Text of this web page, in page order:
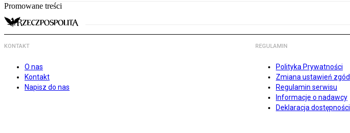
Promowane treści
KONTAKT
O nas
Kontakt
Napisz do nas
REGULAMIN
Polityka Prywatności
Zmiana ustawień zgód
Regulamin serwisu
Informacje o nadawcy
Deklaracja dostępności